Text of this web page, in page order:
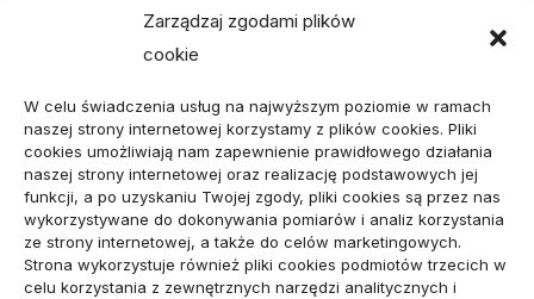
Zarządzaj zgodami plików
cookie
W celu świadczenia usług na najwyższym poziomie w ramach
naszej strony internetowej korzystamy z plików cookies. Pliki
cookies umożliwiają nam zapewnienie prawidłowego działania
naszej strony internetowej oraz realizację podstawowych jej
funkcji, a po uzyskaniu Twojej zgody, pliki cookies są przez nas
wykorzystywane do dokonywania pomiarów i analiz korzystania
ze strony internetowej, a także do celów marketingowych.
Strona wykorzystuje również pliki cookies podmiotów trzecich w
celu korzystania z zewnętrznych narzędzi analitycznych i
Jak opisać usterkę telefonu w formularzu naprawy
Projekty domów do 100 m² – jak zmieścić wszystko,
czego potrzebujesz?
Amortyzator Audi A6 C7 – najczęstsze usterki i
sposoby naprawy
Komunikacja marki osobistej przed kontaktem z
mediami